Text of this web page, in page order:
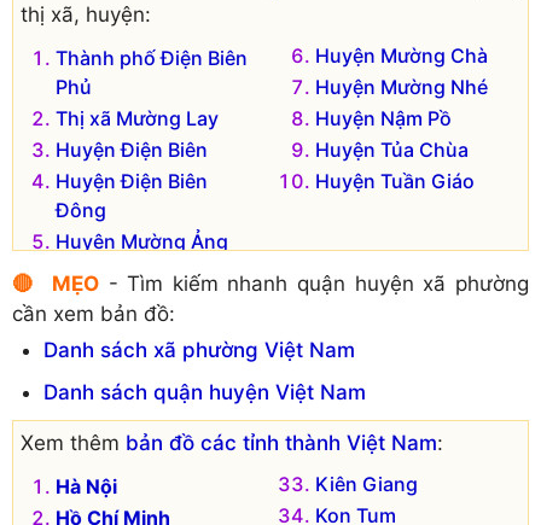
Xã Nà Nhạn
thị xã, huyện:
Thành phố Điện Biên
Phủ
Thị xã Mường Lay
Huyện Điện Biên
Huyện Điện Biên
Đông
Huyện Mường Ảng
Huyện Mường Chà
Huyện Mường Nhé
Huyện Nậm Pồ
Huyện Tủa Chùa
Huyện Tuần Giáo
🔴 MẸO- Tìm kiếm nhanh quận huyện xã phường
cần xem bản đồ:
Danh sách xã phường Việt Nam
Danh sách quận huyện Việt Nam
Xem thêm bản đồ các tỉnh thành Việt Nam:
Hà Nội
Hồ Chí Minh
Kiên Giang
Kon Tum